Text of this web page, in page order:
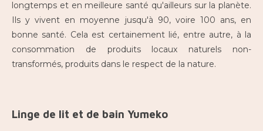
longtemps et en meilleure santé qu'ailleurs sur la planète.
Ils y vivent en moyenne jusqu'à 90, voire 100 ans, en
bonne santé. Cela est certainement lié, entre autre, à la
consommation de produits locaux naturels non-
transformés, produits dans le respect de la nature.
Linge de lit et de bain Yumeko